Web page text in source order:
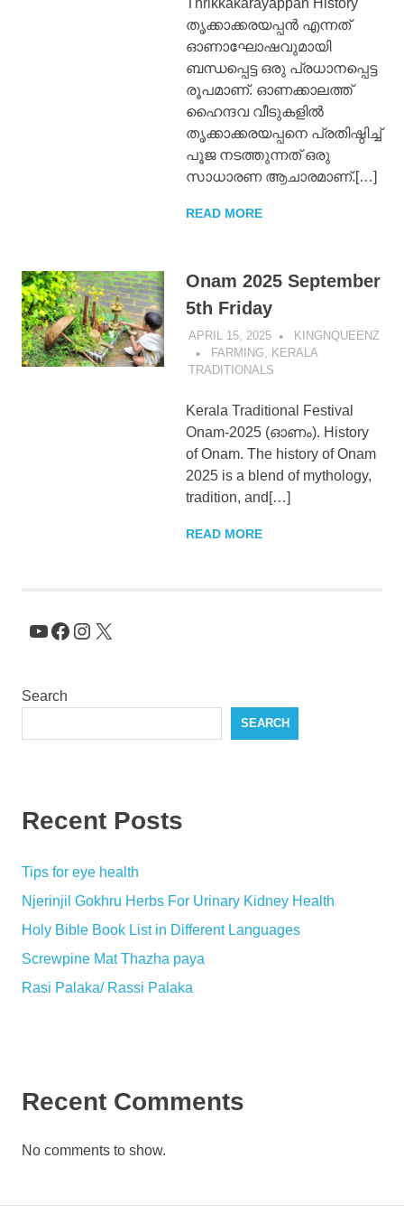
KingNQueenz
Blog
തൃക്കാക്കരയപ്പൻ എന്നത്
ഓണാഘോഷവുമായി
ബന്ധപ്പെട്ട ഒരു പ്രധാനപ്പെട്ട
രൂപമാണ്. ഓണക്കാലത്ത്
ഹൈന്ദവ വീടുകളിൽ
തൃക്കാക്കരയപ്പനെ പ്രതിഷ്ഠിച്ച്
പൂജ നടത്തുന്നത് ഒരു
സാധാരണ ആചാരമാണ്.[…]
READ MORE
Onam 2025 September
5th Friday
APRIL 15, 2025
KINGNQUEENZ
FARMING, KERALA
TRADITIONALS
Kerala Traditional Festival
Onam-2025 (ഓണം). History
of Onam. The history of Onam
2025 is a blend of mythology,
tradition, and[…]
READ MORE
YouTube
Facebook
Instagram
X
Search
SEARCH
Recent Posts
Tips for eye health
Njerinjil Gokhru Herbs For Urinary Kidney Health
Holy Bible Book List in Different Languages
Screwpine Mat Thazha paya
Rasi Palaka/ Rassi Palaka
Recent Comments
No comments to show.